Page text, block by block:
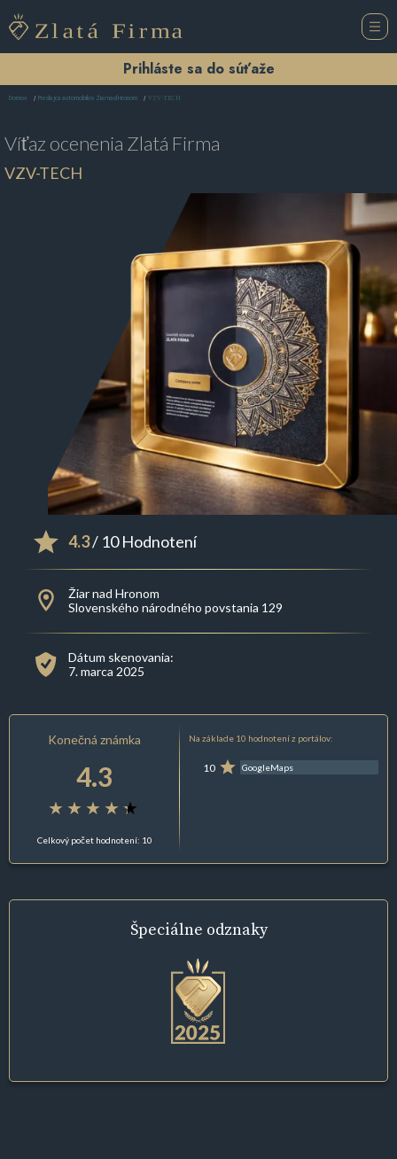
Prihláste sa do súťaže
Domov Predajca automobilov Žiar nad Hronom VZV-TECH
Víťaz ocenenia Zlatá Firma
VZV-TECH
4.3/ 10 Hodnotení
Žiar nad Hronom
Slovenského národného povstania 129
Dátum skenovania:
7. marca 2025
Konečná známka
4.3
Celkový počet hodnotení: 10
Na základe 10 hodnotení z portálov:
10 GoogleMaps
Špeciálne odznaky